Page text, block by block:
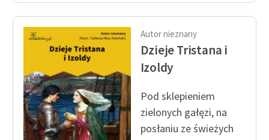
Regulamin biblioteki
Dane fundacji i
sprawozdania finansowe
Regulamin darowizn
Informacja o treściach
wrażliwych
Deklaracja dostępności
Autor nieznany
Dzieje Tristana i
Izoldy
Pod sklepieniem
zielonych gałęzi, na
posłaniu ze świeżych